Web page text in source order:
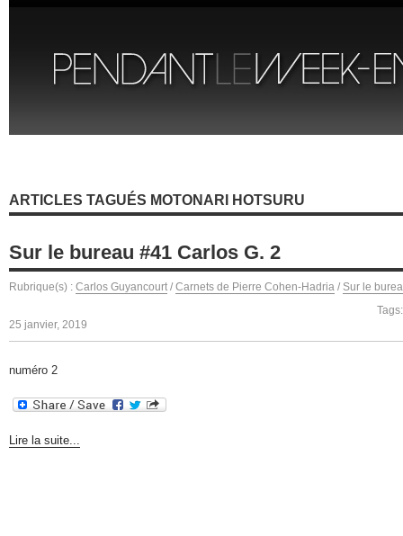
ARTICLES TAGUÉS MOTONARI HOTSURU
Sur le bureau #41 Carlos G. 2
Rubrique(s) : Carlos Guyancourt / Carnets de Pierre Cohen-Hadria / Sur le
25 janvier, 2019
numéro 2
Lire la suite...